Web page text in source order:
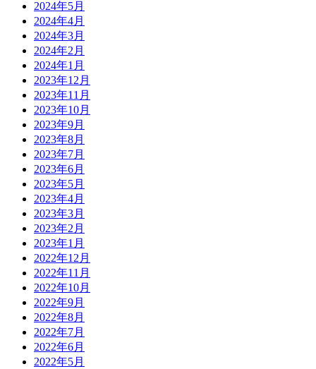
2024年5月
2024年4月
2024年3月
2024年2月
2024年1月
2023年12月
2023年11月
2023年10月
2023年9月
2023年8月
2023年7月
2023年6月
2023年5月
2023年4月
2023年3月
2023年2月
2023年1月
2022年12月
2022年11月
2022年10月
2022年9月
2022年8月
2022年7月
2022年6月
2022年5月